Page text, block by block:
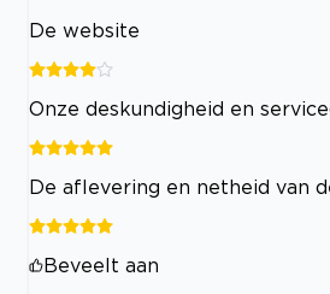
De website
Onze deskundigheid en
De aflevering en netheid van
Beveelt aan